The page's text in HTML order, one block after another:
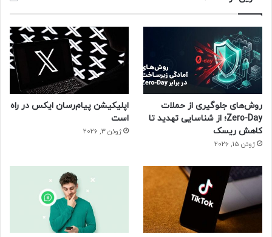
نظر شما در مورد این خودرو الکتریکی چیست؟
روش‌های جلوگیری از حملات
Zero-Day؛ از شناسایی تهدید تا
کاهش ریسک
ژوئن 15, 2026
اپلیکیشن پیام‌رسان ایکس در راه
است
ژوئن 3, 2026